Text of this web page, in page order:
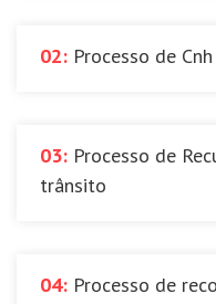
02: Processo de
03: Processo de
trânsito
04: Processo de